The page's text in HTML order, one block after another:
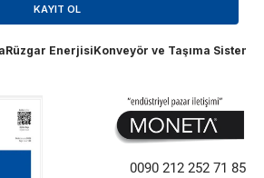
Rüzgar EnerjisiKonveyör ve Taşıma
0090 212 252 71 85